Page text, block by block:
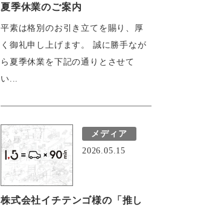
夏季休業のご案内
平素は格別のお引き立てを賜り、厚
く御礼申し上げます。 誠に勝手なが
ら夏季休業を下記の通りとさせて
い...
メディア
2026.05.15
株式会社イチテンゴ様の「推し